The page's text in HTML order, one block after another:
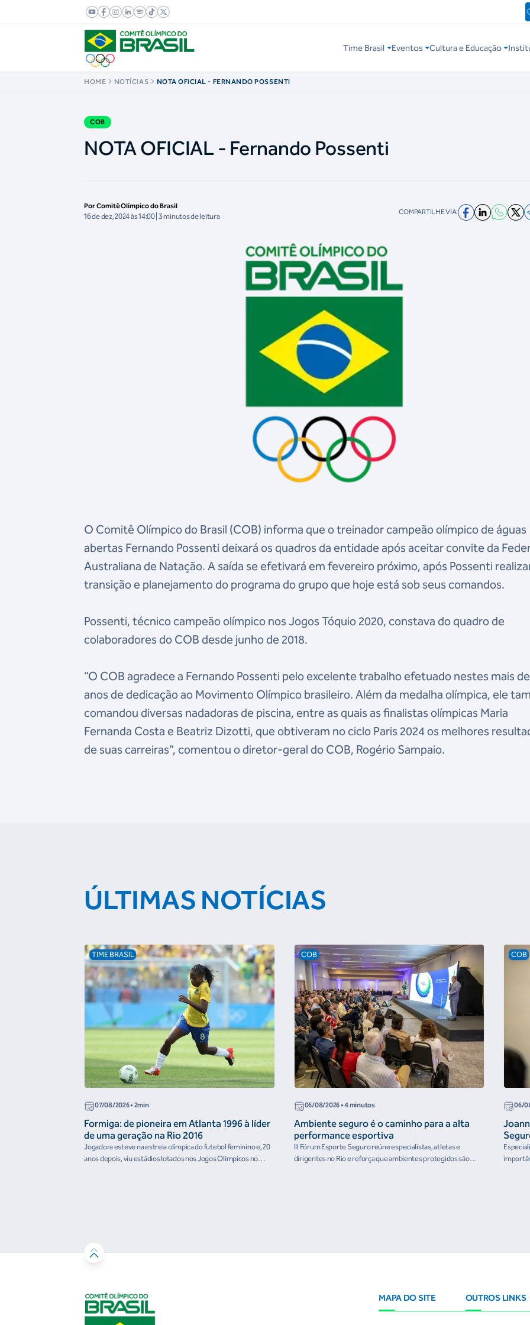
Time Brasil Eventos Cultura e Educação
HOME NOTÍCIAS NOTA OFICIAL - FERNANDO POSSENTI
COB
NOTA OFICIAL - Fernando Possenti
Por Comitê Olímpico do Brasil
16 de dez, 2024 às 14:00 | 3 minutos de leitura COMPARTILHE VIA:
O Comitê Olímpico do Brasil (COB) informa que o treinador campeão olímpico de águas
abertas Fernando Possenti deixará os quadros da entidade após aceitar convite da
Australiana de Natação. A saída se efetivará em fevereiro próximo, após Possenti
transição e planejamento do programa do grupo que hoje está sob seus comandos.
Possenti, técnico campeão olímpico nos Jogos Tóquio 2020, constava do quadro de
colaboradores do COB desde junho de 2018.
“O COB agradece a Fernando Possenti pelo excelente trabalho efetuado nestes mais
anos de dedicação ao Movimento Olímpico brasileiro. Além da medalha olímpica, ele
comandou diversas nadadoras de piscina, entre as quais as finalistas olímpicas Maria
Fernanda Costa e Beatriz Dizotti, que obtiveram no ciclo Paris 2024 os melhores
de suas carreiras”, comentou o diretor-geral do COB, Rogério Sampaio.
ÚLTIMAS NOTÍCIAS
TIME BRASIL
07/08/2026• 2min
Formiga: de pioneira em Atlanta 1996 à líder
de uma geração na Rio 2016
Jogadora esteve na estreia olímpica do futebol feminino e, 20
anos depois, viu estádios lotados nos Jogos Olímpicos no
COB
06/08/2026• 4 minutos
Ambiente seguro é o caminho para a alta
performance esportiva
III Fórum Esporte Seguro reúne especialistas, atletas e
dirigentes no Rio e reforça que ambientes protegidos são
COB
06/
MAPA DO SITE OUTROS LINKS